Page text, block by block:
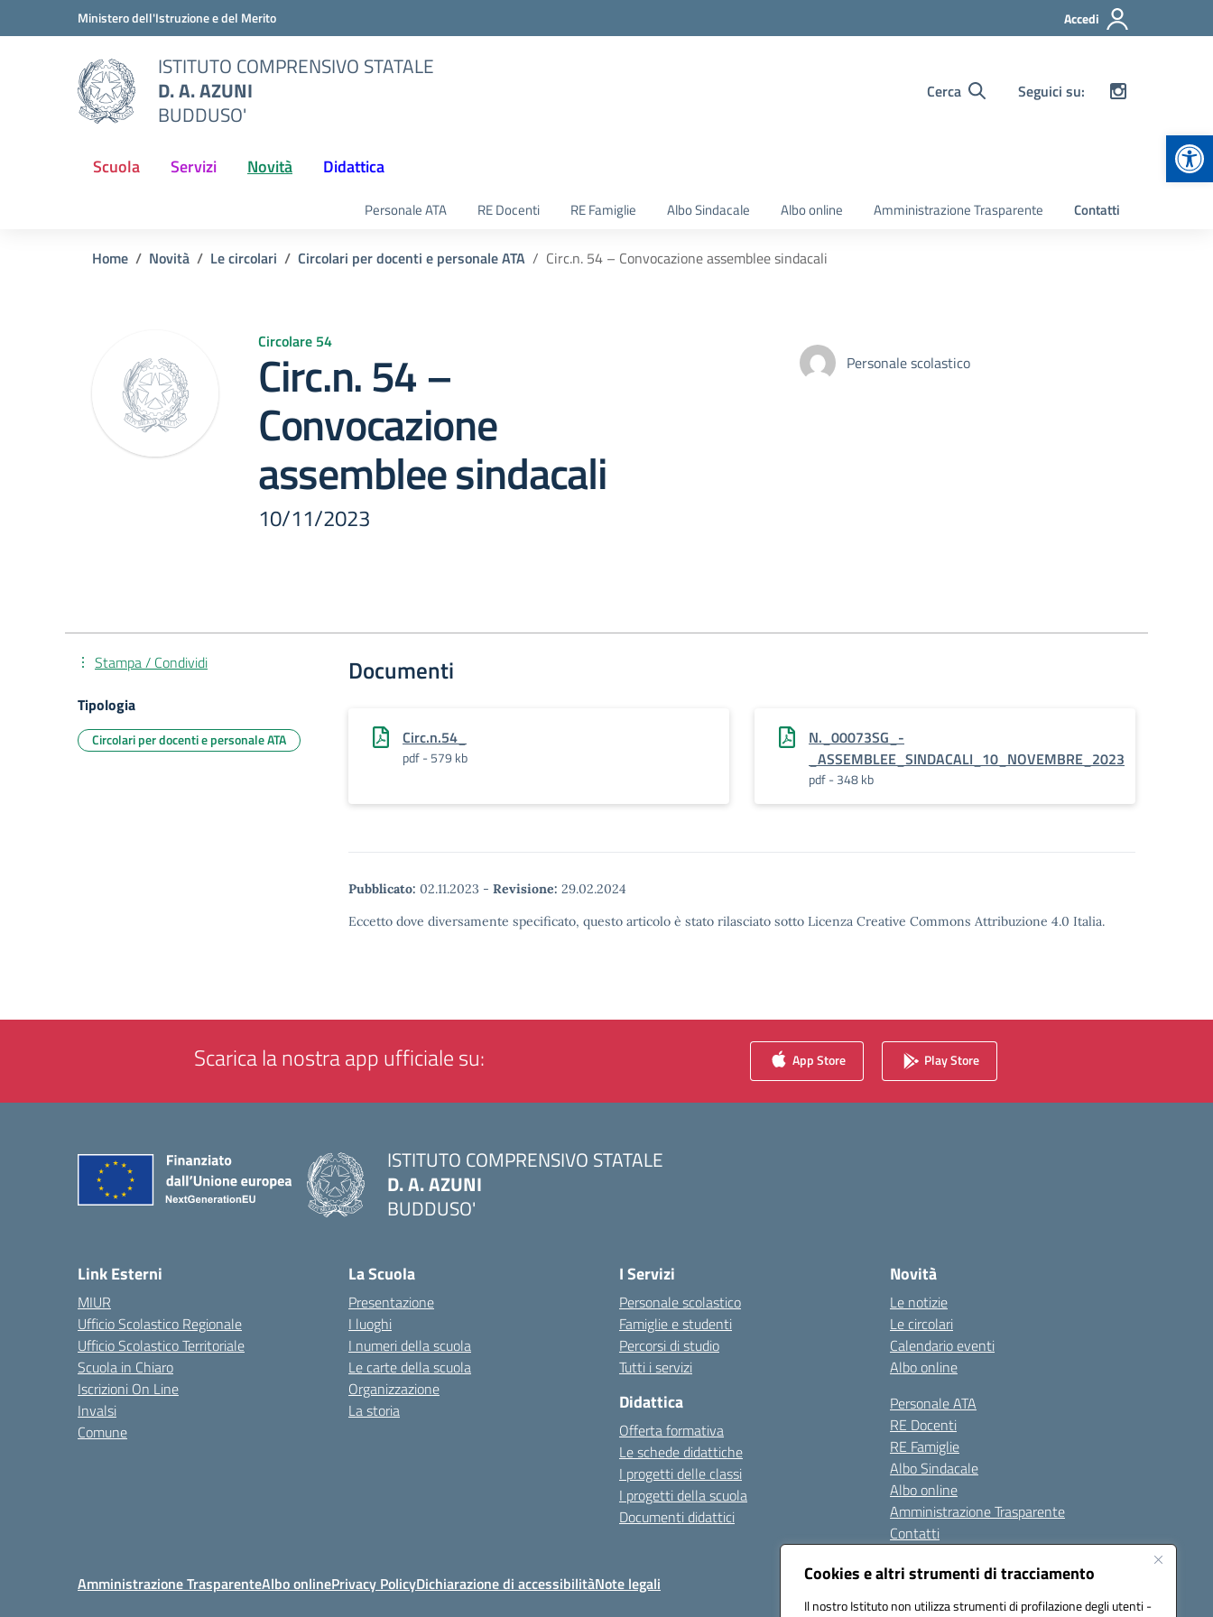
Cookies e altri strumenti di tracciamento
Il nostro Istituto non utilizza strumenti di profilazione degli utenti -
Vai ai contenuti
Vai al menu di navigazioneMinistero dell'Istruzione e del Merito Accedi
ISTITUTO COMPRENSIVO STATALE
D. A. AZUNI
BUDDUSO'
Cerca Seguici su:
Scuola Servizi Novità Didattica
Personale ATA RE Docenti RE Famiglie Albo Sindacale Albo online Amministrazione Trasparente Contatti
Home Novità Le circolari Circolari per docenti e personale ATA Circ.n. 54 – Convocazione assemblee sindacali
Circolare 54
Circ.n. 54 –
Convocazione
assemblee sindacali
10/11/2023
Personale scolastico
Documenti
Circ.n.54_
pdf - 579 kb
N._00073SG_-
_ASSEMBLEE_SINDACALI_10_NOVEMBRE_2023
pdf - 348 kb
Pubblicato: 02.11.2023 - Revisione: 29.02.2024
Eccetto dove diversamente specificato, questo articolo è stato rilasciato sotto Licenza Creative Commons Attribuzione 4.0 Italia.
Stampa / Condividi
Tipologia
Circolari per docenti e personale ATA
Scarica la nostra app ufficiale su: App Store Play Store
ISTITUTO COMPRENSIVO STATALE
D. A. AZUNI
BUDDUSO'
Link Esterni
MIUR
Ufficio Scolastico Regionale
Ufficio Scolastico Territoriale
Scuola in Chiaro
Iscrizioni On Line
Invalsi
Comune
La Scuola
Presentazione
I luoghi
I numeri della scuola
Le carte della scuola
Organizzazione
La storia
I Servizi
Personale scolastico
Famiglie e studenti
Percorsi di studio
Tutti i servizi
Didattica
Offerta formativa
Le schede didattiche
I progetti delle classi
I progetti della scuola
Documenti didattici
Novità
Le notizie
Le circolari
Calendario eventi
Albo online
Personale ATA
RE Docenti
RE Famiglie
Albo Sindacale
Albo online
Amministrazione Trasparente
Contatti
Amministrazione TrasparenteAlbo onlinePrivacy PolicyDichiarazione di accessibilitàNote legali